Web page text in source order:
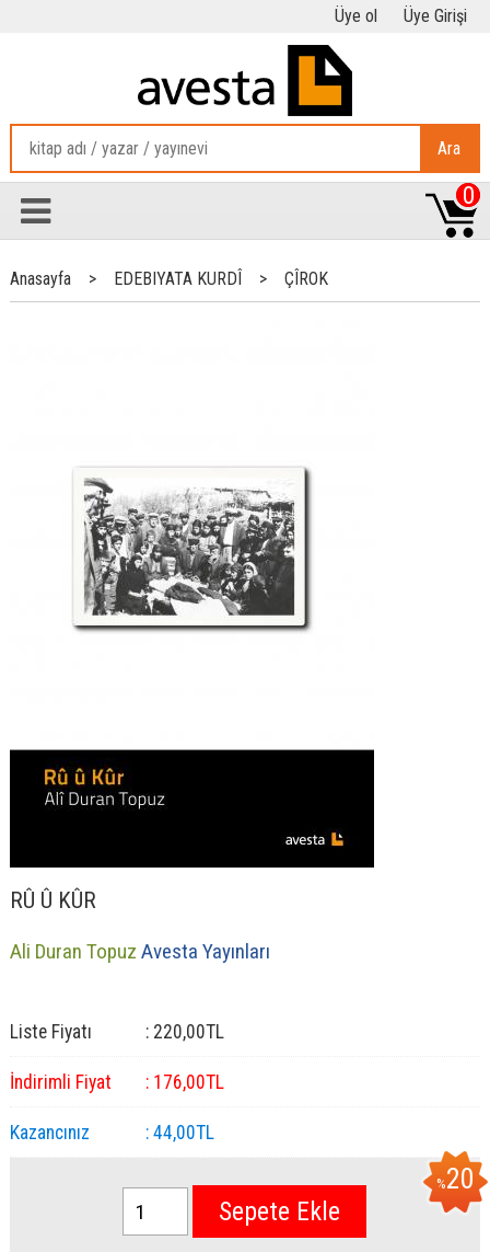
Üye ol Üye Girişi
Ara
0
Anasayfa > EDEBIYATA KURDÎ > ÇÎROK
RÛ Û KÛR
Ali Duran Topuz Avesta Yayınları
Liste Fiyatı : 220,00TL
İndirimli Fiyat : 176,00TL
Kazancınız : 44,00TL
%20
Sepete Ekle